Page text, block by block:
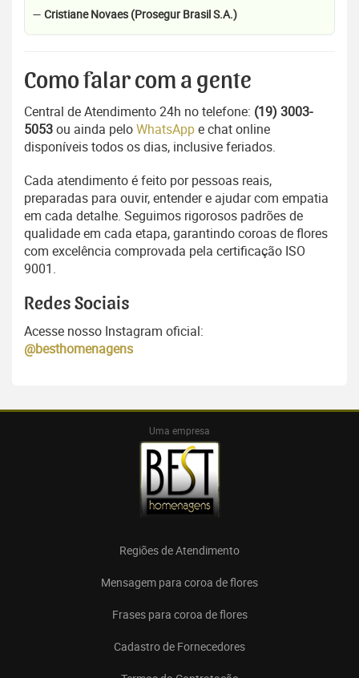
— Cristiane Novaes (Prosegur Brasil S.A.)
Como falar com a gente
Central de Atendimento 24h no telefone: (19) 3003-
5053ou ainda peloWhatsAppe chat online
disponíveis todos os dias, inclusive feriados.
Cada atendimento é feito por pessoas reais,
preparadas para ouvir, entender e ajudar com empatia
em cada detalhe. Seguimos rigorosos padrões de
qualidade em cada etapa, garantindo coroas de flores
com excelência comprovada pela certificação ISO
9001.
Redes Sociais
Acesse nosso Instagram oficial:
@besthomenagens
Uma empresa
Regiões de Atendimento
Mensagem para coroa de flores
Frases para coroa de flores
Cadastro de Fornecedores